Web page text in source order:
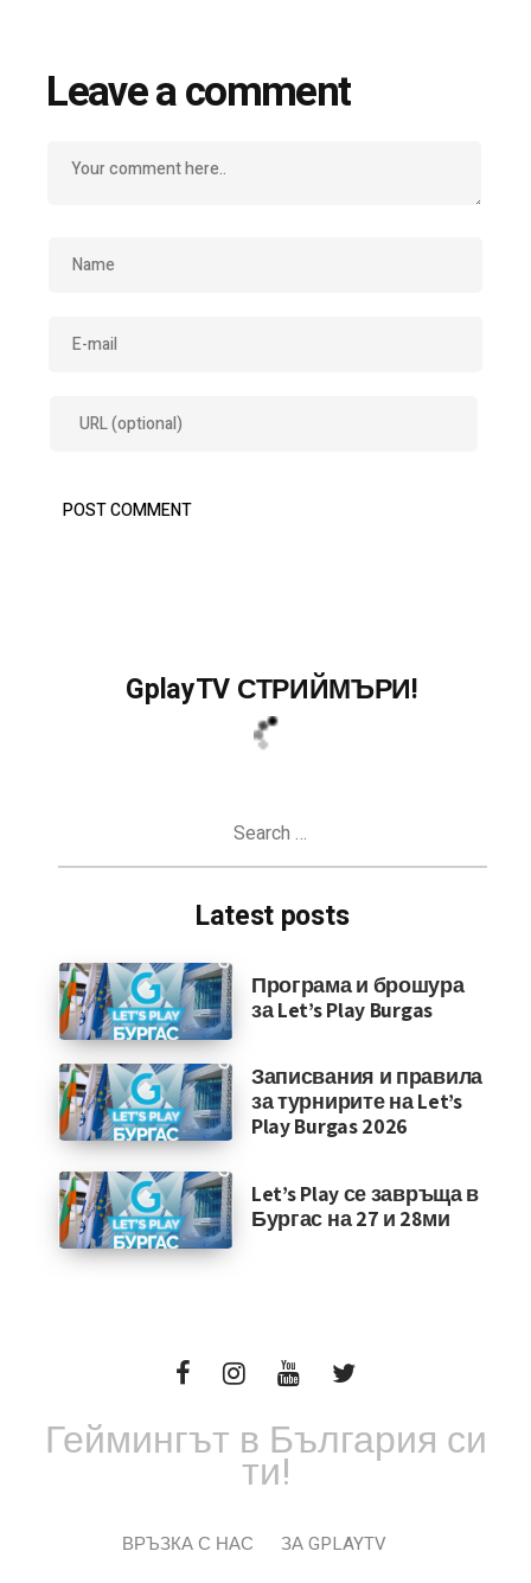
Leave a comment
GplayTV СТРИЙМЪРИ!
Latest posts
Програма и брошура
за Let’s Play Burgas
Записвания и правила
за турнирите на Let’s
Play Burgas 2026
Let’s Play се завръща в
Бургас на 27 и 28ми
Геймингът в България си
ти!
ВРЪЗКА С НАС ЗА GPLAYTV